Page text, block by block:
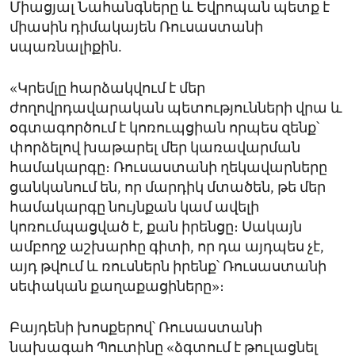
Միացյալ Նահանգները և Եվրոպան պետք է
միասին դիմակայեն Ռուսաստանի
սպառնալիքին.
«Կրեմլը հարձակվում է մեր
ժողովրդավարական պետությունների վրա և
օգտագործում է կոռուպցիան որպես զենք՝
փորձելով խաթարել մեր կառավարման
համակարգը։ Ռուսաստանի ղեկավարները
ցանկանում են, որ մարդիկ մտածեն, թե մեր
համակարգը նույնքան կամ ավելի
կոռումպացված է, քան իրենցը։ Սակայն
ամբողջ աշխարհը գիտի, որ դա այդպես չէ,
այդ թվում և ռուսներն իրենք՝ Ռուսաստանի
սեփական քաղաքացիները»։
Բայդենի խոսքերով՝ Ռուսաստանի
նախագահ Պուտինը «ձգտում է թուլացնել